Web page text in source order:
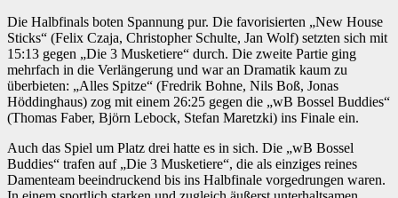
Die Halbfinals boten Spannung pur. Die favorisierten „New House
Sticks“ (Felix Czaja, Christopher Schulte, Jan Wolf) setzten sich mit
15:13 gegen „Die 3 Musketiere“ durch. Die zweite Partie ging
mehrfach in die Verlängerung und war an Dramatik kaum zu
überbieten: „Alles Spitze“ (Fredrik Bohne, Nils Boß, Jonas
Höddinghaus) zog mit einem 26:25 gegen die „wB Bossel Buddies“
(Thomas Faber, Björn Lebock, Stefan Maretzki) ins Finale ein.
Auch das Spiel um Platz drei hatte es in sich. Die „wB Bossel
Buddies“ trafen auf „Die 3 Musketiere“, die als einziges reines
Damenteam beeindruckend bis ins Halbfinale vorgedrungen waren.